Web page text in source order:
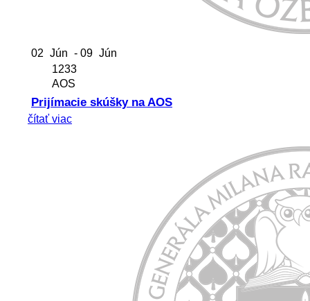
02 Jún - 09 Jún
1233
AOS
Prijímacie skúšky na AOS
čítať viac